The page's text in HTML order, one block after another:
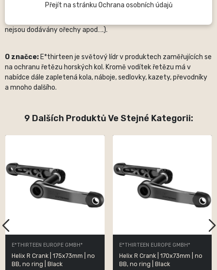
pozornost názvu produktu, kde bývá specifikováno zda je
nejsou dodávány ořechy apod….).
O značce: E*thirteen je světový lídr v produktech zaměřujících se
na ochranu řetězu horských kol. Kromě vodítek řetězu má v
nabídce dále zapletená kola, náboje, sedlovky, kazety, převodníky
a mnoho dalšího.
9 Dalších Produktů Ve Stejné Kategorii:
E*THIRTEEN EUROPE GMBH*
Helix R Crank | 175x73mm | no
BB, no ring | Black
E*THIRTEEN EUROPE GMBH*
Helix R Crank | 170x73mm | no
BB, no ring | Black
Přejít na stránku Ochrana osobních údajů